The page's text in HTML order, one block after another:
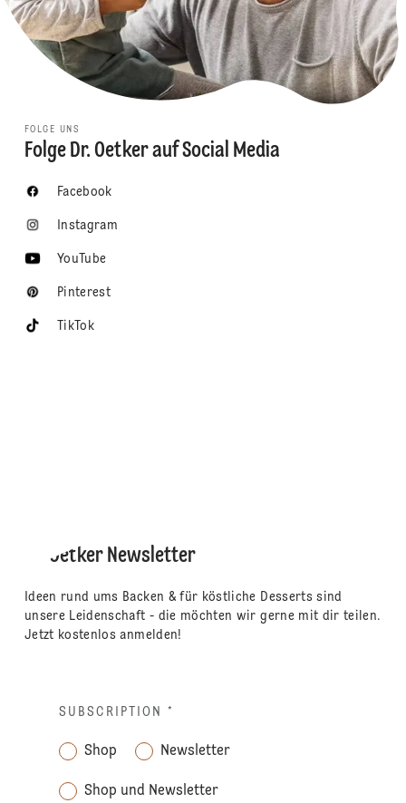
FOLGE UNS
Folge Dr. Oetker auf Social Media
Facebook
Instagram
YouTube
Pinterest
TikTok
Dr. Oetker Newsletter
Ideen rund ums Backen & für köstliche Desserts sind
unsere Leidenschaft - die möchten wir gerne mit dir teilen.
Jetzt kostenlos anmelden!
SUBSCRIPTION *
Shop Newsletter
Shop und Newsletter